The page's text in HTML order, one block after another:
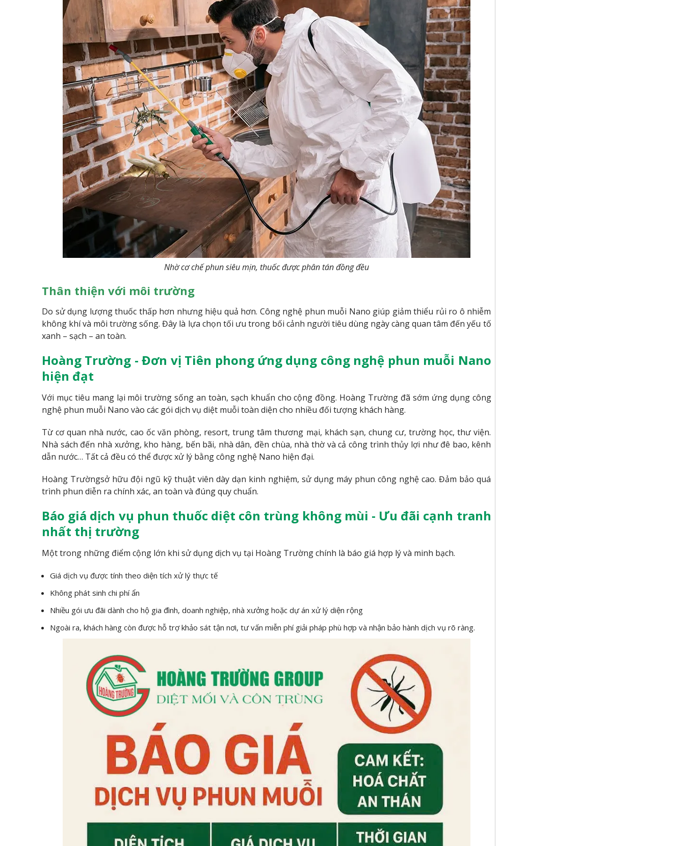
Nhờ cơ chế phun siêu mịn, thuốc được phân tán đồng đều
Thân thiện với môi trường
Do sử dụng lượng thuốc thấp hơn nhưng hiệu quả hơn. Công nghệ phun muỗi Nano giúp giảm thiểu rủi ro ô nhiễm
không khí và môi trường sống. Đây là lựa chọn tối ưu trong bối cảnh người tiêu dùng ngày càng quan tâm đến yếu tố
xanh – sạch – an toàn.
Hoàng Trường - Đơn vị Tiên phong ứng dụng công nghệ phun muỗi Nano
hiện đạt
Với mục tiêu mang lại môi trường sống an toàn, sạch khuẩn cho cộng đồng. Hoàng Trường đã sớm ứng dụng công
nghệ phun muỗi Nano vào các gói dịch vụ diệt muỗi toàn diện cho nhiều đối tượng khách hàng.
Từ cơ quan nhà nước, cao ốc văn phòng, resort, trung tâm thương mại, khách sạn, chung cư, trường học, thư viện.
Nhà sách đến nhà xưởng, kho hàng, bến bãi, nhà dân, đền chùa, nhà thờ và cả công trình thủy lợi như đê bao, kênh
dẫn nước… Tất cả đều có thể được xử lý bằng công nghệ Nano hiện đại.
Hoàng Trườngsở hữu đội ngũ kỹ thuật viên dày dạn kinh nghiệm, sử dụng máy phun công nghệ cao. Đảm bảo quá
trình phun diễn ra chính xác, an toàn và đúng quy chuẩn.
Báo giá dịch vụ phun thuốc diệt côn trùng không mùi - Ưu đãi cạnh tranh
nhất thị trường
Một trong những điểm cộng lớn khi sử dụng dịch vụ tại Hoàng Trường chính là báo giá hợp lý và minh bạch.
Giá dịch vụ được tính theo diện tích xử lý thực tế
Không phát sinh chi phí ẩn
Nhiều gói ưu đãi dành cho hộ gia đình, doanh nghiệp, nhà xưởng hoặc dự án xử lý diện rộng
Ngoài ra, khách hàng còn được hỗ trợ khảo sát tận nơi, tư vấn miễn phí giải pháp phù hợp và nhận bảo hành dịch vụ rõ ràng.